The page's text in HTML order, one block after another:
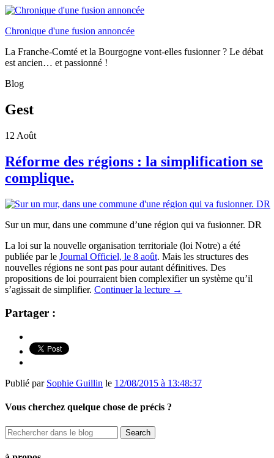
Chronique d'une fusion annoncée
La Franche-Comté et la Bourgogne vont-elles fusionner ? Le débat
est ancien… et passionné !
Blog
Gest
12 Août
Réforme des régions : la simplification se
complique.
Sur un mur, dans une commune d’une région qui va fusionner. DR
La loi sur la nouvelle organisation territoriale (loi Notre) a été
publiée par le Journal Officiel, le 8 août. Mais les structures des
nouvelles régions ne sont pas pour autant définitives. Des
propositions de loi pourraient bien complexifier un système qu’il
s’agissait de simplifier. Continuer la lecture →
Partager :
Publié par Sophie Guillin le 12/08/2015 à 13:48:37
Vous cherchez quelque chose de précis ?